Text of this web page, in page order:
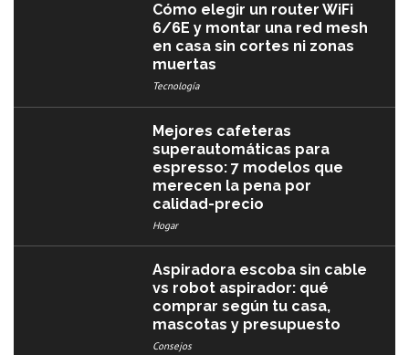
Cómo elegir un router WiFi
6/6E y montar una red mesh
en casa sin cortes ni zonas
muertas
Tecnología
Mejores cafeteras
superautomáticas para
espresso: 7 modelos que
merecen la pena por
calidad-precio
Hogar
Aspiradora escoba sin cable
vs robot aspirador: qué
comprar según tu casa,
mascotas y presupuesto
Consejos